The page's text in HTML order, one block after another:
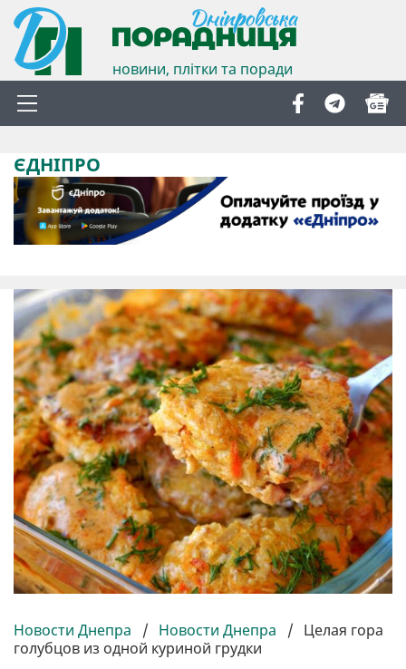
новини, плітки та поради
ЄДНІПРО
Новости Днепра / Новости Днепра / Целая гора
голубцов из одной куриной грудки